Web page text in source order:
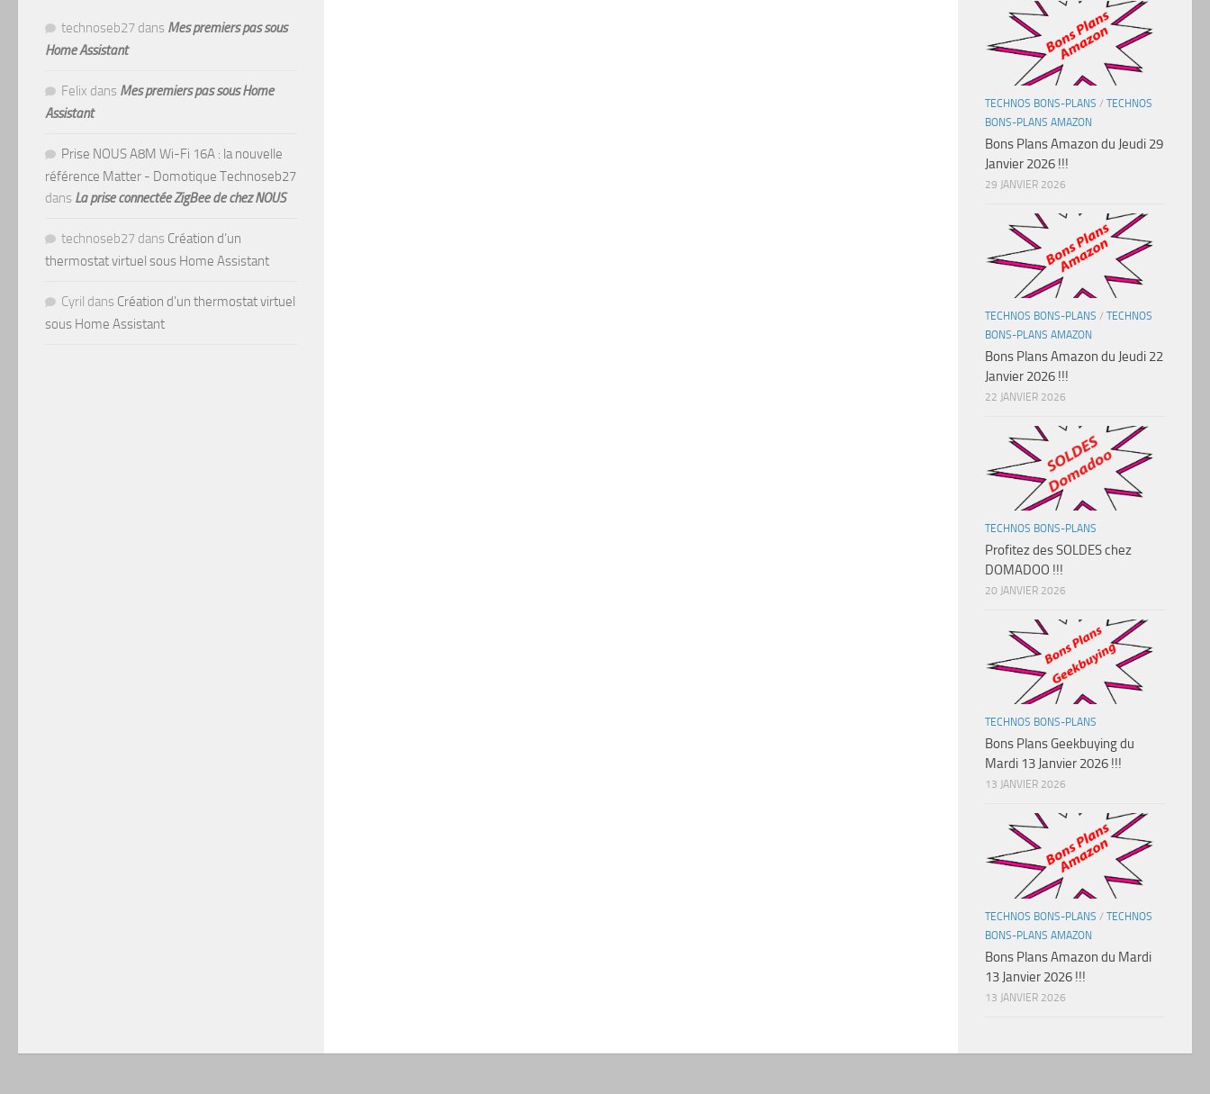
technoseb27 dans Mes premiers pas sous
Home Assistant
Felix dans Mes premiers pas sous Home
Assistant
Prise NOUS A8M Wi-Fi 16A : la nouvelle
référence Matter - Domotique Technoseb27
dans La prise connectée ZigBee de chez NOUS
technoseb27 dans Création d’un
thermostat virtuel sous Home Assistant
Cyril dans Création d’un thermostat virtuel
sous Home Assistant
TECHNOS BONS-PLANS / TECHNOS
BONS-PLANS AMAZON
Bons Plans Amazon du Jeudi 29
Janvier 2026 !!!
29 JANVIER 2026
TECHNOS BONS-PLANS / TECHNOS
BONS-PLANS AMAZON
Bons Plans Amazon du Jeudi 22
Janvier 2026 !!!
22 JANVIER 2026
TECHNOS BONS-PLANS
Profitez des SOLDES chez
DOMADOO !!!
20 JANVIER 2026
TECHNOS BONS-PLANS
Bons Plans Geekbuying du
Mardi 13 Janvier 2026 !!!
13 JANVIER 2026
TECHNOS BONS-PLANS / TECHNOS
BONS-PLANS AMAZON
Bons Plans Amazon du Mardi
13 Janvier 2026 !!!
13 JANVIER 2026